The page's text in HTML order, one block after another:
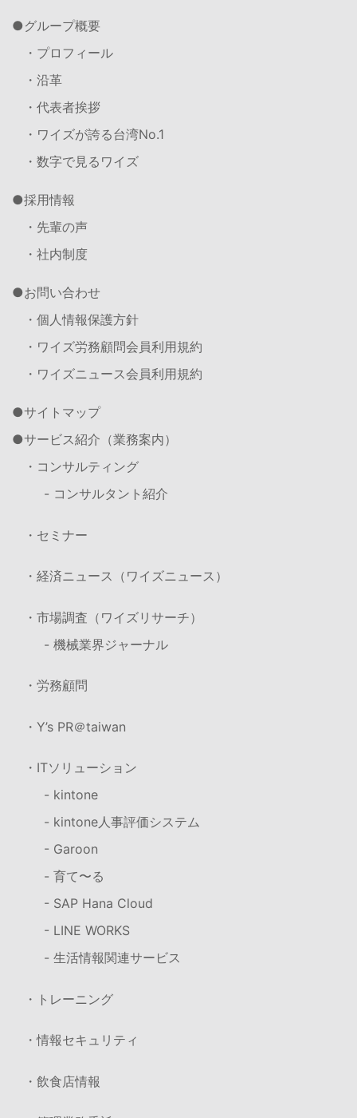
グループ概要
・プロフィール
・沿革
・代表者挨拶
・ワイズが誇る台湾No.1
・数字で見るワイズ
採用情報
・先輩の声
・社内制度
お問い合わせ
・個人情報保護方針
・ワイズ労務顧問会員利用規約
・ワイズニュース会員利用規約
サイトマップ
サービス紹介（業務案内）
・コンサルティング
- コンサルタント紹介
・セミナー
・経済ニュース（ワイズニュース）
・市場調査（ワイズリサーチ）
- 機械業界ジャーナル
・労務顧問
・Y’s PR＠taiwan
・ITソリューション
- kintone
- kintone人事評価システム
- Garoon
- 育て〜る
- SAP Hana Cloud
- LINE WORKS
- 生活情報関連サービス
・トレーニング
・情報セキュリティ
・飲食店情報